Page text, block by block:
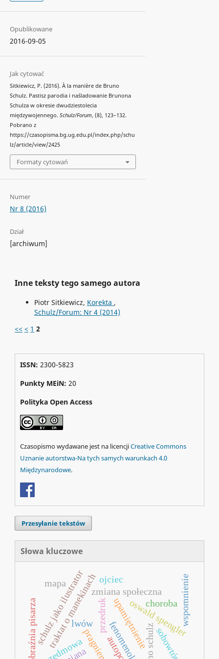
Opublikowane
2016-09-05
Jak cytować
Sitkiewicz, P. (2016). À la manière de Bruno
Schulz. Pastisz parodia i naśladowanie Brunona
Schulza w okresie dwudziestolecia
międzywojennego. Schulz/Forum, (8), 123–132.
Pobrano z
https://czasopisma.bg.ug.edu.pl/index.php/schu
lz/article/view/2425
Formaty cytowań
Numer
Nr 8 (2016)
Dział
[archiwum]
Inne teksty tego samego autora
Piotr Sitkiewicz, Korekta ,
Schulz/Forum: Nr 4 (2014)
<< < 1 2
ISSN: 2300-5823
Punkty MEiN: 20
Polityka Open Access
Czasopismo wydawane jest na licencjiCreative Commons
Uznanie autorstwa-Na tych samych warunkach 4.0
Międzynarodowe.
Przesyłanie tekstów
Słowa kluczowe
bruno schulz
fenomenologia
upamiętnienie
zmiana społeczna
oswald spengler
traktat o manekinach
schulz jako ilustrator
lwów przedruk
mapa
pragnienie
przedmowa
wyobraźnia pisarza sobowtór
ojciec
choroba wspomnienie